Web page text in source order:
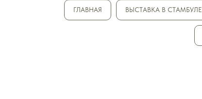
ГЛАВНАЯ ВЫСТАВКА В СТАМБУЛЕ